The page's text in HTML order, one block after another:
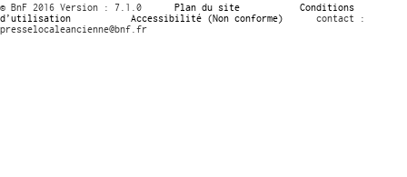
© BnF 2016 Version : 7.1.0 Plan du site
Conditions
d’utilisation
Accessibilité (Non conforme)
contact :
presselocaleancienne@bnf.fr